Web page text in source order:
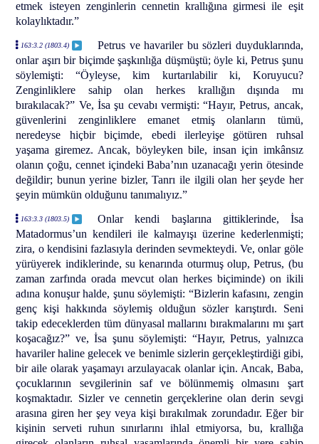
etmek isteyen zenginlerin cennetin krallığına girmesi ile eşit
kolaylıktadır.”
163:3.2 (1803.4)
Petrus ve havariler bu sözleri duyduklarında,
onlar aşırı bir biçimde şaşkınlığa düşmüştü; öyle ki, Petrus şunu
söylemişti: “Öyleyse, kim kurtarılabilir ki, Koruyucu?
Zenginliklere sahip olan herkes krallığın dışında mı
bırakılacak?” Ve, İsa şu cevabı vermişti: “Hayır, Petrus, ancak,
güvenlerini zenginliklere emanet etmiş olanların tümü,
neredeyse hiçbir biçimde, ebedi ilerleyişe götüren ruhsal
yaşama giremez. Ancak, böyleyken bile, insan için imkânsız
olanın çoğu, cennet içindeki Baba’nın uzanacağı yerin ötesinde
değildir; bunun yerine bizler, Tanrı ile ilgili olan her şeyde her
şeyin mümkün olduğunu tanımalıyız.”
163:3.3 (1803.5)
Onlar kendi başlarına gittiklerinde, İsa
Matadormus’un kendileri ile kalmayışı üzerine kederlenmişti;
zira, o kendisini fazlasıyla derinden sevmekteydi. Ve, onlar göle
yürüyerek indiklerinde, su kenarında oturmuş olup, Petrus, (bu
zaman zarfında orada mevcut olan herkes biçiminde) on ikili
adına konuşur halde, şunu söylemişti: “Bizlerin kafasını, zengin
genç kişi hakkında söylemiş olduğun sözler karıştırdı. Seni
takip edeceklerden tüm dünyasal mallarını bırakmalarını mı şart
koşacağız?” ve, İsa şunu söylemişti: “Hayır, Petrus, yalnızca
havariler haline gelecek ve benimle sizlerin gerçekleştirdiği gibi,
bir aile olarak yaşamayı arzulayacak olanlar için. Ancak, Baba,
çocuklarının sevgilerinin saf ve bölünmemiş olmasını şart
koşmaktadır. Sizler ve cennetin gerçeklerine olan derin sevgi
arasına giren her şey veya kişi bırakılmak zorundadır. Eğer bir
kişinin serveti ruhun sınırlarını ihlal etmiyorsa, bu, krallığa